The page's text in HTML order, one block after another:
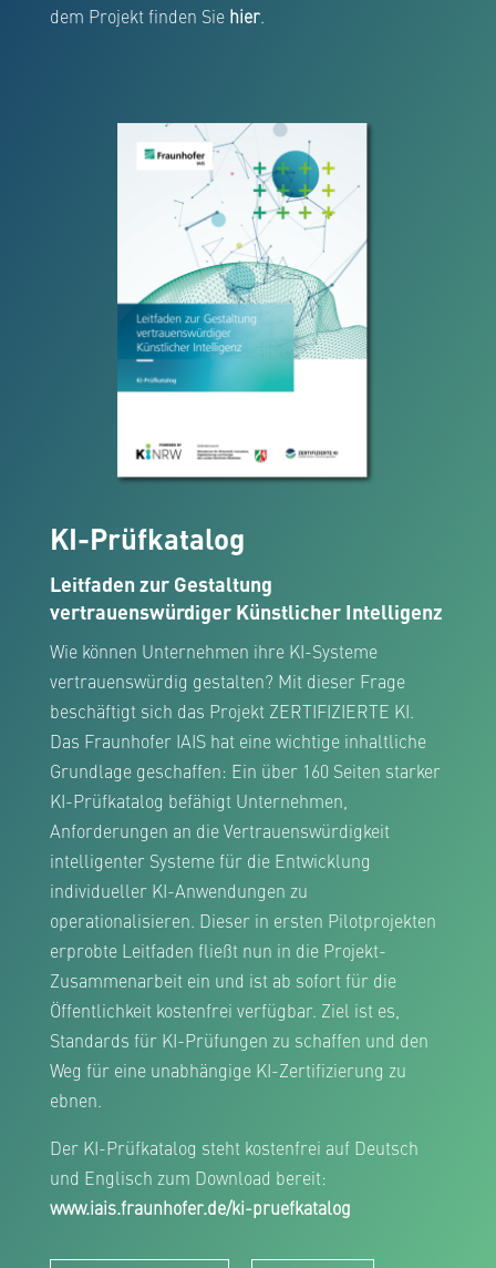
dem Projekt finden Sie hier.
KI-Prüfkatalog
Leitfaden zur Gestaltung
vertrauenswürdiger Künstlicher Intelligenz
Wie können Unternehmen ihre KI-Systeme
vertrauenswürdig gestalten? Mit dieser Frage
beschäftigt sich das Projekt ZERTIFIZIERTE KI.
Das Fraunhofer IAIS hat eine wichtige inhaltliche
Grundlage geschaffen: Ein über 160 Seiten starker
KI-Prüfkatalog befähigt Unternehmen,
Anforderungen an die Vertrauenswürdigkeit
intelligenter Systeme für die Entwicklung
individueller KI-Anwendungen zu
operationalisieren. Dieser in ersten Pilotprojekten
erprobte Leitfaden fließt nun in die Projekt-
Zusammenarbeit ein und ist ab sofort für die
Öffentlichkeit kostenfrei verfügbar. Ziel ist es,
Standards für KI-Prüfungen zu schaffen und den
Weg für eine unabhängige KI-Zertifizierung zu
ebnen.
Der KI-Prüfkatalog steht kostenfrei auf Deutsch
und Englisch zum Download bereit:
www.iais.fraunhofer.de/ki-pruefkatalog